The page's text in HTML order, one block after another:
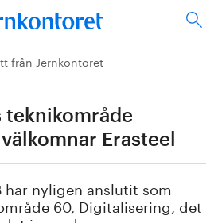
från Jernkontoret
teknikområde
Erasteel
har nyligen anslutit som
60, Digitalisering, det